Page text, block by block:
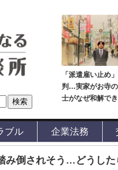
「派遣雇い止め
判…実家がお寺
士がなぜ和解で
ブル 企業法務
み倒されそう…どうした